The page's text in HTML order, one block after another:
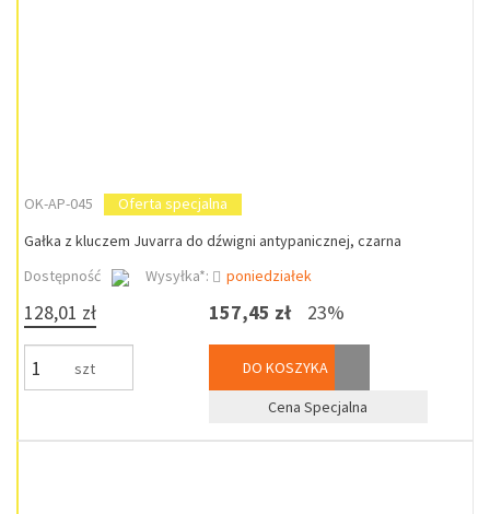
OK-AP-045
Oferta specjalna
Gałka z kluczem Juvarra do dźwigni antypanicznej, czarna
Dostępność
Wysyłka*: poniedziałek
128,01 zł
szt
157,45 zł 23%
DO KOSZYKA
Cena Specjalna